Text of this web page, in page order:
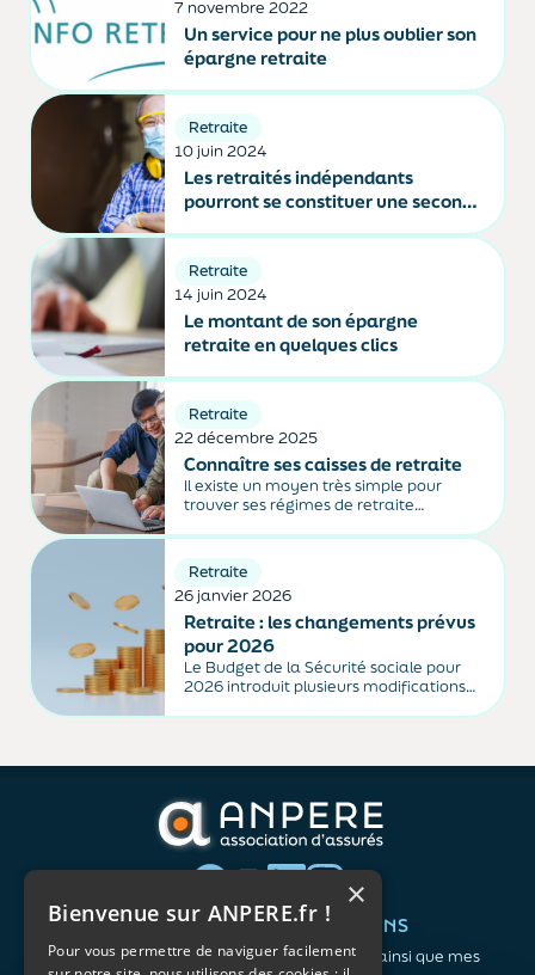
7 novembre 2022
Un service pour ne plus oublier son
épargne retraite
Retraite
10 juin 2024
Les retraités indépendants
pourront se constituer une seconde
Retraite
14 juin 2024
Le montant de son épargne
retraite en quelques clics
Retraite
22 décembre 2025
Connaître ses caisses de retraite
Il existe un moyen très simple pour
trouver ses régimes de retraite
coordonnées.
Retraite
26 janvier 2026
Retraite : les changements prévus
pour 2026
Le Budget de la Sécurité sociale pour
2026 introduit plusieurs modifications
la dernière réforme.
QUI SOMMES-NOUS ?
L'association
VOS BESOINS
Me protéger ainsi que mes
×
Bienvenue sur ANPERE.fr !
Pour vous permettre de naviguer facilement